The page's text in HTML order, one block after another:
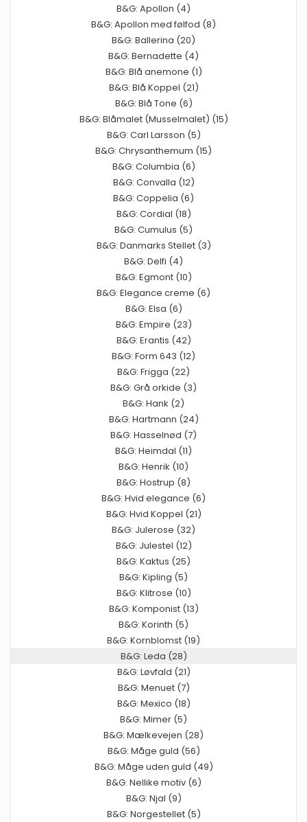
B&G: Apollon (4)
B&G: Apollon med følfod (8)
B&G: Ballerina (20)
B&G: Bernadette (4)
B&G: Blå anemone (1)
B&G: Blå Koppel (21)
B&G: Blå Tone (6)
B&G: Blåmalet (Musselmalet) (15)
B&G: Carl Larsson (5)
B&G: Chrysanthemum (15)
B&G: Columbia (6)
B&G: Convalla (12)
B&G: Coppelia (6)
B&G: Cordial (18)
B&G: Cumulus (5)
B&G: Danmarks Stellet (3)
B&G: Delfi (4)
B&G: Egmont (10)
B&G: Elegance creme (6)
B&G: Elsa (6)
B&G: Empire (23)
B&G: Erantis (42)
B&G: Form 643 (12)
B&G: Frigga (22)
B&G: Grå orkide (3)
B&G: Hank (2)
B&G: Hartmann (24)
B&G: Hasselnød (7)
B&G: Heimdal (11)
B&G: Henrik (10)
B&G: Hostrup (8)
B&G: Hvid elegance (6)
B&G: Hvid Koppel (21)
B&G: Julerose (32)
B&G: Julestel (12)
B&G: Kaktus (25)
B&G: Kipling (5)
B&G: Klitrose (10)
B&G: Komponist (13)
B&G: Korinth (5)
B&G: Kornblomst (19)
B&G: Leda (28)
B&G: Løvfald (21)
B&G: Menuet (7)
B&G: Mexico (18)
B&G: Mimer (5)
B&G: Mælkevejen (28)
B&G: Måge guld (56)
B&G: Måge uden guld (49)
B&G: Nellike motiv (6)
B&G: Njal (9)
B&G: Norgestellet (5)